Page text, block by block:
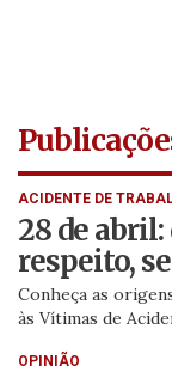
ACIDENTE DE
28 de
respeito,
Conheça as
às Vítimas de
OPINIÃO